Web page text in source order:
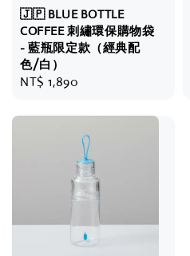
🇯🇵 BLUE BOTTLE
COFFEE 刺繡環保購物袋
- 藍瓶限定款（經典配
色/白）
Regular
NT$ 1,890